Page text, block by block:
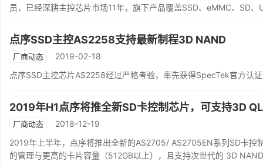
员，已经深耕主控芯片市场11年，旗下产品覆盖SSD、eMMC、SD、
点序SSD主控AS2258支持最新制程3D NAND
厂商动态
2019-02-18
点序SSD主控芯片AS2258经过严格考验，率先获得SpecTek官方认
2019年H1点序将推全新SD卡控制芯片，可支持3D
厂商动态
2018-12-19
2019年上半年，点序将推出全新的AS2705/ AS2705EN系列SD卡控
的管理与更高的卡片容量（512GB以上），且支持次世代的 3D